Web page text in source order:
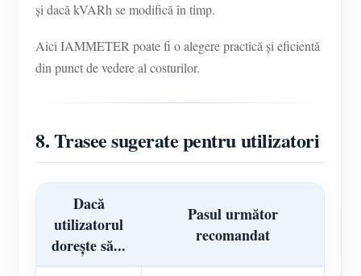
și dacă kVARh se modifică în timp.
Aici IAMMETER poate fi o alegere practică și eficientă
din punct de vedere al costurilor.
8. Trasee sugerate pentru utilizatori
Dacă
utilizatorul
dorește să...
Pasul următor
recomandat